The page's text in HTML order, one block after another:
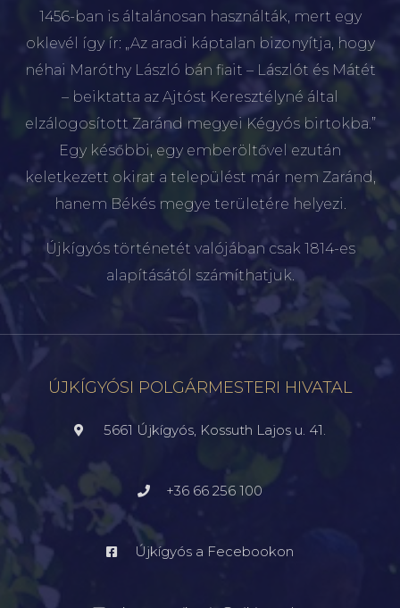
1456-ban is általánosan használták, mert egy
oklevél így ír: „Az aradi káptalan bizonyítja, hogy
néhai Maróthy László bán fiait – Lászlót és Mátét
– beiktatta az Ajtóst Keresztélyné által
elzálogosított Zaránd megyei Kégyós birtokba.”
Egy későbbi, egy emberöltővel ezután
keletkezett okirat a települést már nem Zaránd,
hanem Békés megye területére helyezi.
Újkígyós történetét valójában csak 1814-es
alapításától számíthatjuk.
ÚJKÍGYÓSI POLGÁRMESTERI HIVATAL
5661 Újkígyós, Kossuth Lajos u. 41.
+36 66 256 100
Újkígyós a Fecebookon